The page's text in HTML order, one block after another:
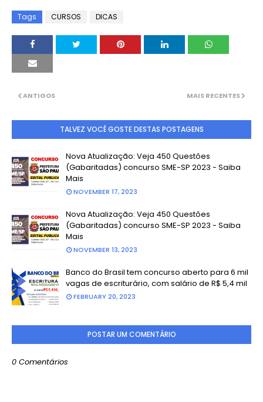
Tags CURSOS DICAS
MAIS RECENTES
ANTIGOS
TALVEZ VOCÊ GOSTE DESTAS POSTAGENS
Nova Atualização: Veja 450 Questões
(Gabaritadas) concurso SME-SP 2023 - Saiba
Mais
NOVEMBER 17, 2023
Nova Atualização: Veja 450 Questões
(Gabaritadas) concurso SME-SP 2023 - Saiba
Mais
NOVEMBER 13, 2023
Banco do Brasil tem concurso aberto para 6 mil
vagas de escriturário, com salário de R$ 5,4 mil
FEBRUARY 20, 2023
POSTAR UM COMENTÁRIO
0 Comentários